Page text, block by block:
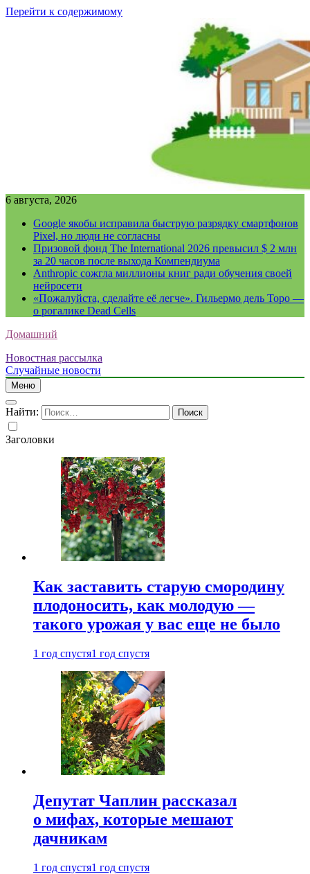
Перейти к содержимому
6 августа, 2026
Google якобы исправила быструю разрядку смартфонов
Pixel, но люди не согласны
Призовой фонд The International 2026 превысил $ 2 млн
за 20 часов после выхода Компендиума
Anthropic сожгла миллионы книг ради обучения своей
нейросети
«Пожалуйста, сделайте её легче». Гильермо дель Торо —
о рогалике Dead Cells
Домашний
Новостная рассылка
Случайные новости
Меню
Найти:
Заголовки
Как заставить старую смородину
плодоносить, как молодую —
такого урожая у вас еще не было
1 год спустя1 год спустя
Депутат Чаплин рассказал
о мифах, которые мешают
дачникам
1 год спустя1 год спустя